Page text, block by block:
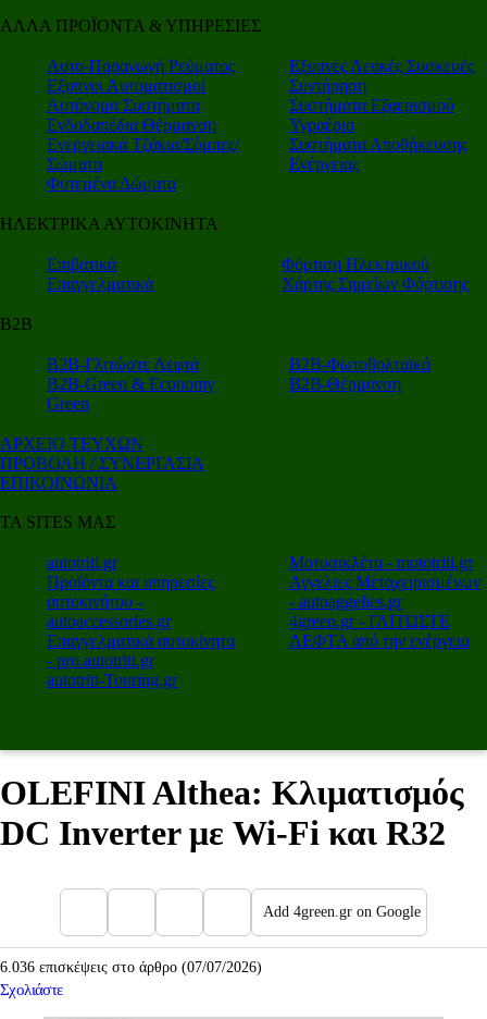
ΑΛΛΑ ΠΡΟΪΟΝΤΑ & ΥΠΗΡΕΣΙΕΣ
Αυτο-Παραγωγή Ρεύματος
Εξυπνοι Αυτοματισμοί
Αυτόνομα Συστήματα
Ενδοδαπέδια Θέρμανση
Ενεργειακά Τζάκια/Σόμπες/
Σώματα
Φυτεμένα Δώματα
Εξυπνες Λευκές Συσκευές
Συντήρηση
Συστήματα Εξαερισμού
Υγραέριο
Συστήματα Αποθήκευσης
Ενέργειας
ΗΛΕΚΤΡΙΚΑ ΑΥΤΟΚΙΝΗΤΑ
Επιβατικά
Επαγγελματικά
Φόρτιση Ηλεκτρικού
Χάρτης Σημείων Φόρτισης
Β2Β
Β2Β-Γλιτώστε Λεφτά
Β2Β-Green & Economy
Green
Β2Β-Φωτοβολταϊκά
Β2Β-Θέρμανση
ΑΡΧΕΙΟ ΤΕΥΧΩΝ
ΠΡΟΒΟΛΗ / ΣΥΝΕΡΓΑΣΙΑ
ΕΠΙΚΟΙΝΩΝΙΑ
ΤΑ SITES ΜΑΣ
autotriti.gr
Προϊόντα και υπηρεσίες
αυτοκινήτου -
autoaccessories.gr
Επαγγελματικά αυτοκίνητα
- pro.autotriti.gr
autotriti-Touring.gr
Μοτοσικλέτα - mototriti.gr
Αγγελιες Μεταχειρισμένων
- autoaggelies.gr
4green.gr - ΓΛΙΤΩΣΤΕ
ΛΕΦΤΑ από την ενέργεια
OLEFINI Althea: Κλιματισμός
DC Inverter με Wi-Fi και R32
Add 4green.gr on Google
6.036 επισκέψεις στο άρθρο (07/07/2026)
Σχολιάστε